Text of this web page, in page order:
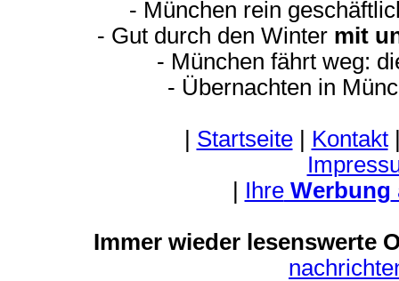
- München rein
- Gut durch den Winter mit
- München fährt weg:
- Übernachten in
Startseite| Kontakt
IhreWerbung
Immer wieder lesenswerte